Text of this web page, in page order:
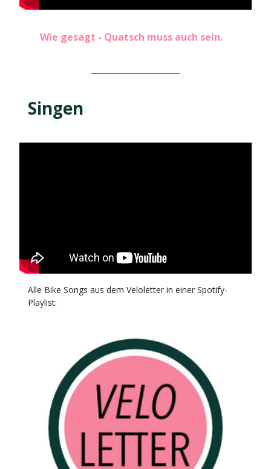
Wie gesagt - Quatsch muss auch sein.
Singen
Alle Bike Songs aus dem Veloletter in einer Spotify-
Playlist: